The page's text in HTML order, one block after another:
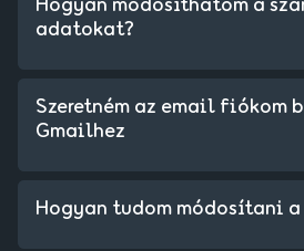
Hogyan módosíthatom a
adatokat?
Szeretném az email fiókom
Gmailhez
Hogyan tudom módosítani